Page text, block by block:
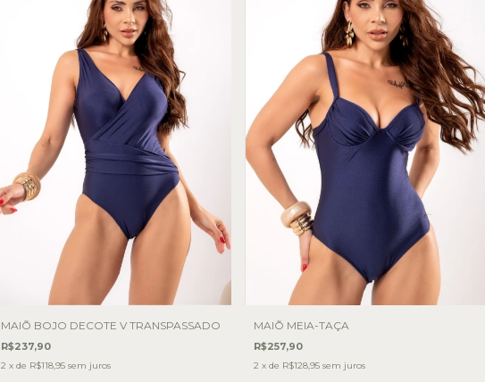
MAIÕ BOJO DECOTE V TRANSPASSADO
R$237,90
2 x de R$118,95 sem juros
MAIÕ MEIA-TAÇA
R$257,90
2 x de R$128,95 sem juros